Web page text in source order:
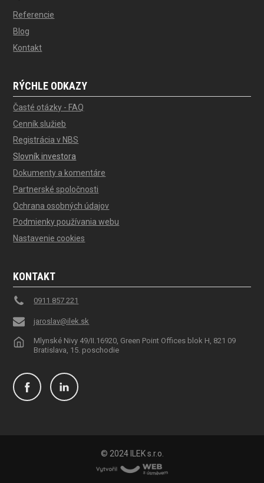
Referencie
Blog
Kontakt
RÝCHLE ODKAZY
Časté otázky - FAQ
Cenník služieb
Registrácia v NBS
Slovník investora
Dokumenty a komentáre
Partnerské spoločnosti
Ochrana osobných údajov
Podmienky používania webu
Nastavenie cookies
KONTAKT
0911 857 221
jaroslav@ilek.sk
Mlynské Nivy 49/II.16920, Green Point Offices blok H, 821 09
Bratislava, 15. poschodie
© 2024 ILEK s.r.o.